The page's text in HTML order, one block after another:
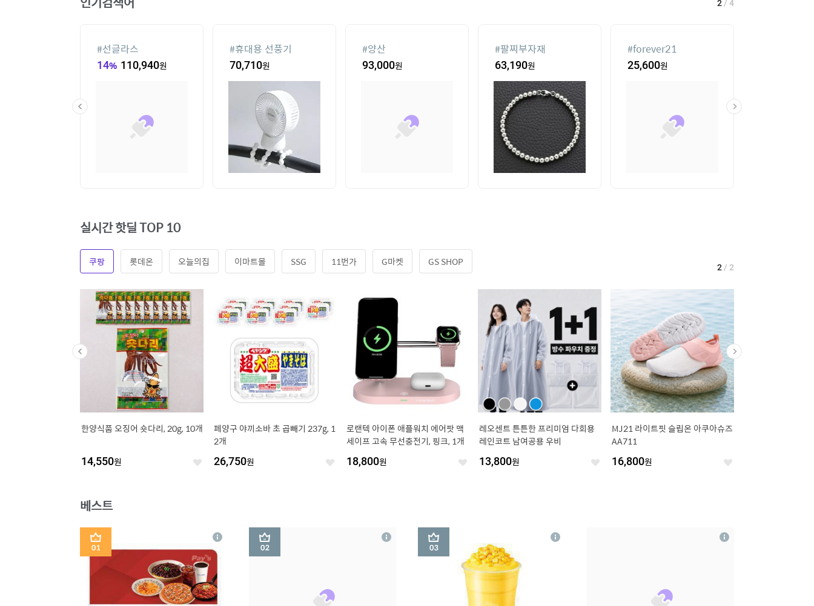
#선글라스
14% 110,940원
#휴대용 선풍기
70,710원
#양산
93,000원
#팔찌부자재
63,190원
#forever21
25,600원
2 / 4
실시간 핫딜 TOP 10
쿠팡 롯데온 오늘의집 이마트몰 SSG 11번가 G마켓 GS SHOP
한양식품 오징어 숏다리, 20g, 10개
14,550원 좋
페양구 야끼소바 초 곱빼기 237g, 1
2개
26,750원 좋
로랜텍 아이폰 애플워치 에어팟 맥
세이프 고속 무선충전기, 핑크, 1개
18,800원 좋
레오센트 튼튼한 프리미엄 다회용
레인코트 남여공용 우비
13,800원 좋
MJ21 라이트핏 슬립온 아쿠아슈즈
AA711
16,800원 좋
2 / 2
베스트
1
상
세
2
상
3
상 상